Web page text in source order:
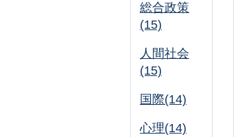
総合政策
(15)
人間社会
(15)
国際(14)
心理(14)